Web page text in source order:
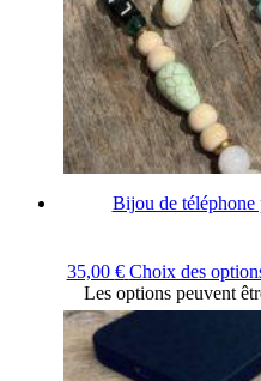
Bijou de téléphone
35,00 € Choix des
Les options peuvent